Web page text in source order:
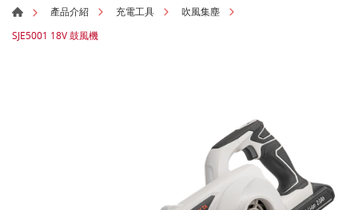
產品介紹 充電工具
吹風集塵
SJE5001 18V 鼓風機